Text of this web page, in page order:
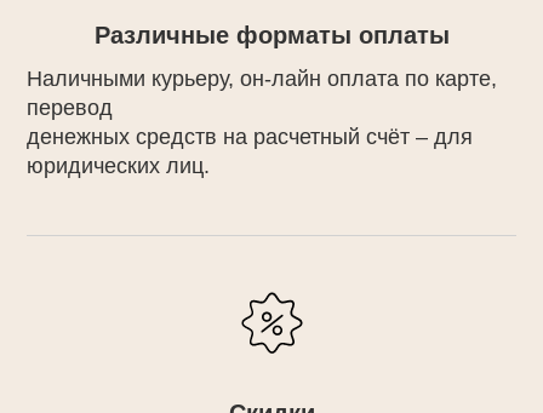
Различные форматы оплаты
Наличными курьеру, он-лайн оплата по карте,
перевод
денежных средств на расчетный счёт – для
юридических лиц.